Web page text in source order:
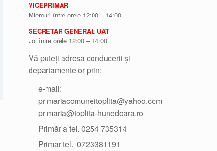
VICEPRIMAR
Miercuri între orele 12:00 – 14:00
SECRETAR GENERAL UAT
Joi între orele 12:00 – 14:00
Vă puteți adresa conducerii și
departamentelor prin:
e-mail:
primariacomuneitoplita@yahoo.com
primaria@toplita-hunedoara.ro
Primăria tel. 0254 735314
Primar tel. 0723381191